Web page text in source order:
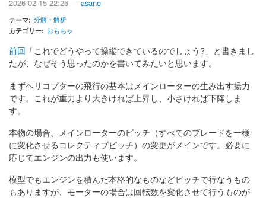
ー2026-02-15 22:26 — asano
テーマ 分解・解析
カテゴリー
おもちゃ
前回
「これでどうやって操縦できているのでしょう?」と書きまし
たが、なぜそう思ったのかを書いてみたいと思います。
まずヘリコプターの飛行の基本はメインローターの生み出す揚力
です。これが重力より大きければ上昇し、小さければ下降しま
す。
本物の場合、メインローターのピッチ（すべてのブレードを一様
に変化させるコレクティブピッチ）の変更がメインです。必要に
応じてエンジンの出力も使います。
模型でもエンジンを積んだ本格的なものなどピッチで行なうもの
もありますが、モーターの場合は回転数を変化させて行うものが